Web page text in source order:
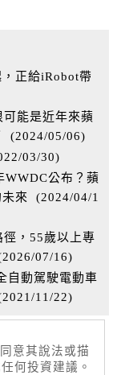
正給iRobot帶
能是近年來蘋
(2024/05/06)
03/30)
WWDC公布？蘋
來
(2024/04/1
，55歲以上專
2026/07/16)
自動駕駛電動車
2021/11/22)
意其說法或描
何投資建議。